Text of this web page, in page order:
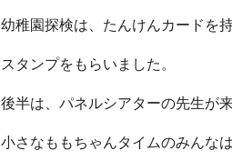
幼稚園探検は、たんけんカードを
スタンプをもらいました。
後半は、パネルシアターの先生が
小さなももちゃんタイムのみんな